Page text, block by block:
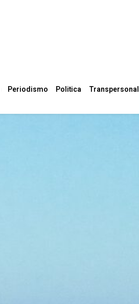
Periodismo Politica Transpersonal